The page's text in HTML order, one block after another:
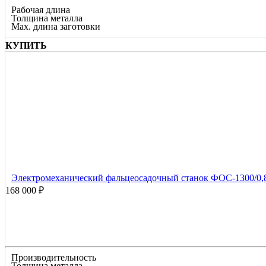
Рабочая длина
Толщина металла
Max. длина заготовки
КУПИТЬ
Электромеханический фальцеосадочный станок ФОС-1300/
168 000 ₽
Производительность